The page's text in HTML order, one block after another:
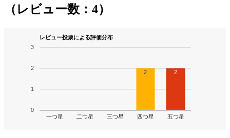
（レビュー数：4）
レビュー投票による評価分布
一つ星 二つ星 三つ星 四つ星 五つ星
0
1
2
3
2 2